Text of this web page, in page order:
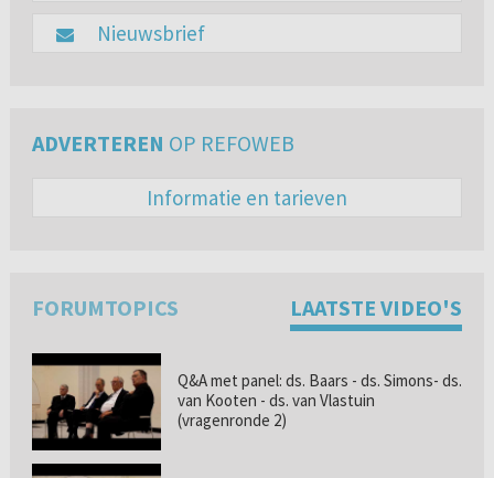
Nieuwsbrief
ADVERTEREN OP REFOWEB
Informatie en tarieven
FORUMTOPICS LAATSTE VIDEO'S
Q&A met panel: ds. Baars - ds. Simons- ds.
van Kooten - ds. van Vlastuin
(vragenronde 2)